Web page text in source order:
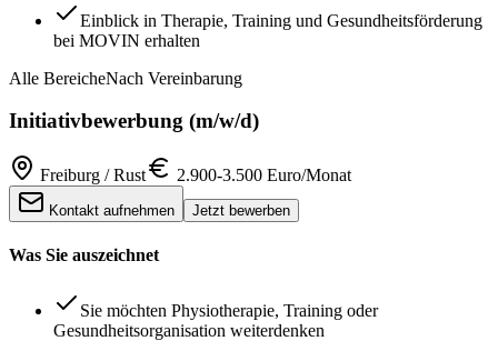
Einblick in Therapie, Training und Gesundheitsförderung
bei MOVIN erhalten
Alle BereicheNach Vereinbarung
Initiativbewerbung (m/w/d)
Freiburg / Rust 2.900-3.500 Euro/Monat
Kontakt aufnehmen Jetzt bewerben
Was Sie auszeichnet
Sie möchten Physiotherapie, Training oder
Gesundheitsorganisation weiterdenken